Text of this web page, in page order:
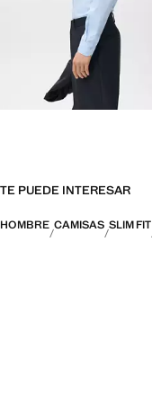
TE PUEDE INTERESAR
HOMBRE CAMISAS SLIM FIT